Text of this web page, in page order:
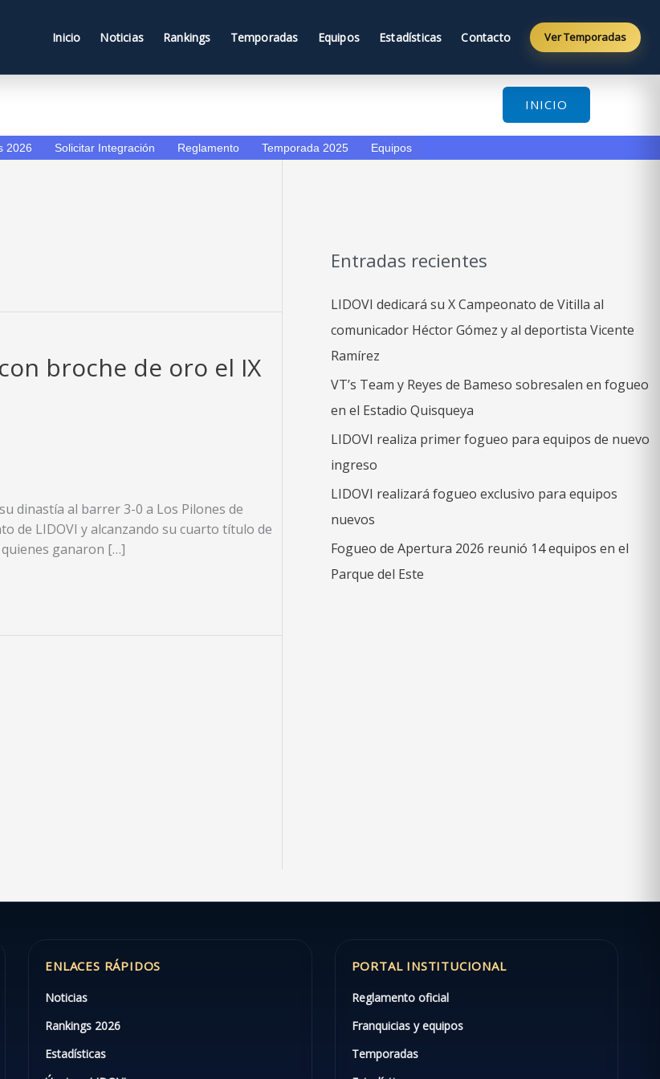
Inicio Noticias Rankings Temporadas Equipos Estadísticas Contacto Ver Temporadas
INICIO
2026 Solicitar Integración Reglamento Temporada 2025 Equipos
broche de oro el IX
dinastía al barrer 3-0 a Los Pilones de
de LIDOVI y alcanzando su cuarto título de
ganaron […]
Entradas recientes
LIDOVI dedicará su X Campeonato de Vitilla al
comunicador Héctor Gómez y al deportista Vicente
Ramírez
VT’s Team y Reyes de Bameso sobresalen en fogueo
en el Estadio Quisqueya
LIDOVI realiza primer fogueo para equipos de nuevo
ingreso
LIDOVI realizará fogueo exclusivo para equipos
nuevos
Fogueo de Apertura 2026 reunió 14 equipos en el
Parque del Este
ENLACES RÁPIDOS
Noticias
Rankings 2026
Estadísticas
PORTAL INSTITUCIONAL
Reglamento oficial
Franquicias y equipos
Temporadas